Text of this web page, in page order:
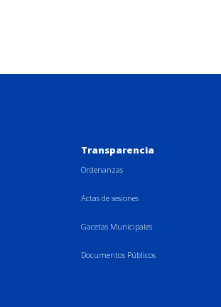
Transparencia
Ordenanzas
Actas de sesiones
Gacetas Municipales
Documentos Públicos